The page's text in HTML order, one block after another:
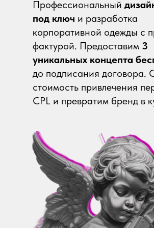
Профессиональный
под ключ и разработка
корпоративной одежды с
фактурой. Предоставим 3
уникальных концепта
до подписания договора.
стоимость привлечения
CPL и превратим бренд в
Даю согласие на обработку моих
данных ИП Игнатенко А.А. в целях
заявки и обратной связи. Политика
конфиденциальности -
Обсудить проект
В
Е
Л
Ж
З
И
в Березники
в Бийске
в Благовещенске
в Братске
в Брянске
в Владивостоке
в Владикавказе
в Липецке
в
в
в Иваново
в Ижевске
в
в
в